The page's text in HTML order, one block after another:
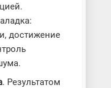
достижение
. Результатом